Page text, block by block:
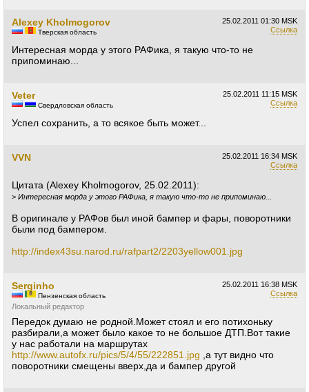
25.02.2011 01:30 MSK
Ссылка
Alexey Kholmogorov
Тверская область
Интересная морда у этого РАФика, я такую что-то не
припоминаю...
25.02.2011 11:15 MSK
Ссылка
Veter
Свердловская область
Успел сохранить, а то всякое быть может...
25.02.2011 16:34 MSK
Ссылка
VVN
Цитата (Alexey Kholmogorov, 25.02.2011):
> Интересная морда у этого РАФика, я такую что-то не припоминаю...
В оригинале у РАФов был иной бампер и фары, поворотники
были под бампером.
http://index43su.narod.ru/rafpart2/2203yellow001.jpg
25.02.2011 16:38 MSK
Ссылка
Serginho
Пензенская область
Локальный редактор
Передок думаю не родной.Может стоял и его потихоньку
разбирали,а может было какое то не большое ДТП.Вот такие
у нас работали на маршрутах
http://www.autofx.ru/pics/5/4/55/222851.jpg ,а тут видно что
поворотники смещены вверх,да и бампер другой